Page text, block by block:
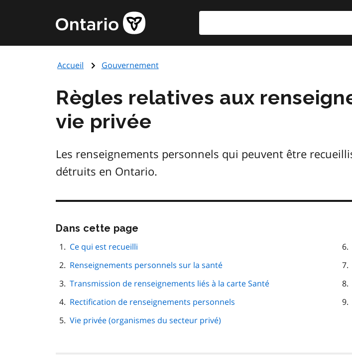
principal
Page
d'accueil
de
Accueil Gouvernement
Règles relatives aux
vie privée
Les renseignements personnels qui peuvent être
détruits en Ontario.
Dans cette page
page
Ce qui est recueilli
Renseignements personnels sur la santé
Transmission de renseignements liés à la carte Santé
Rectification de renseignements personnels
Vie privée (organismes du secteur privé)